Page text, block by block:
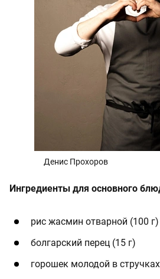
Денис Прохоров
Ингредиенты для основного
рис жасмин отварной (100 г)
болгарский перец (15 г)
горошек молодой в